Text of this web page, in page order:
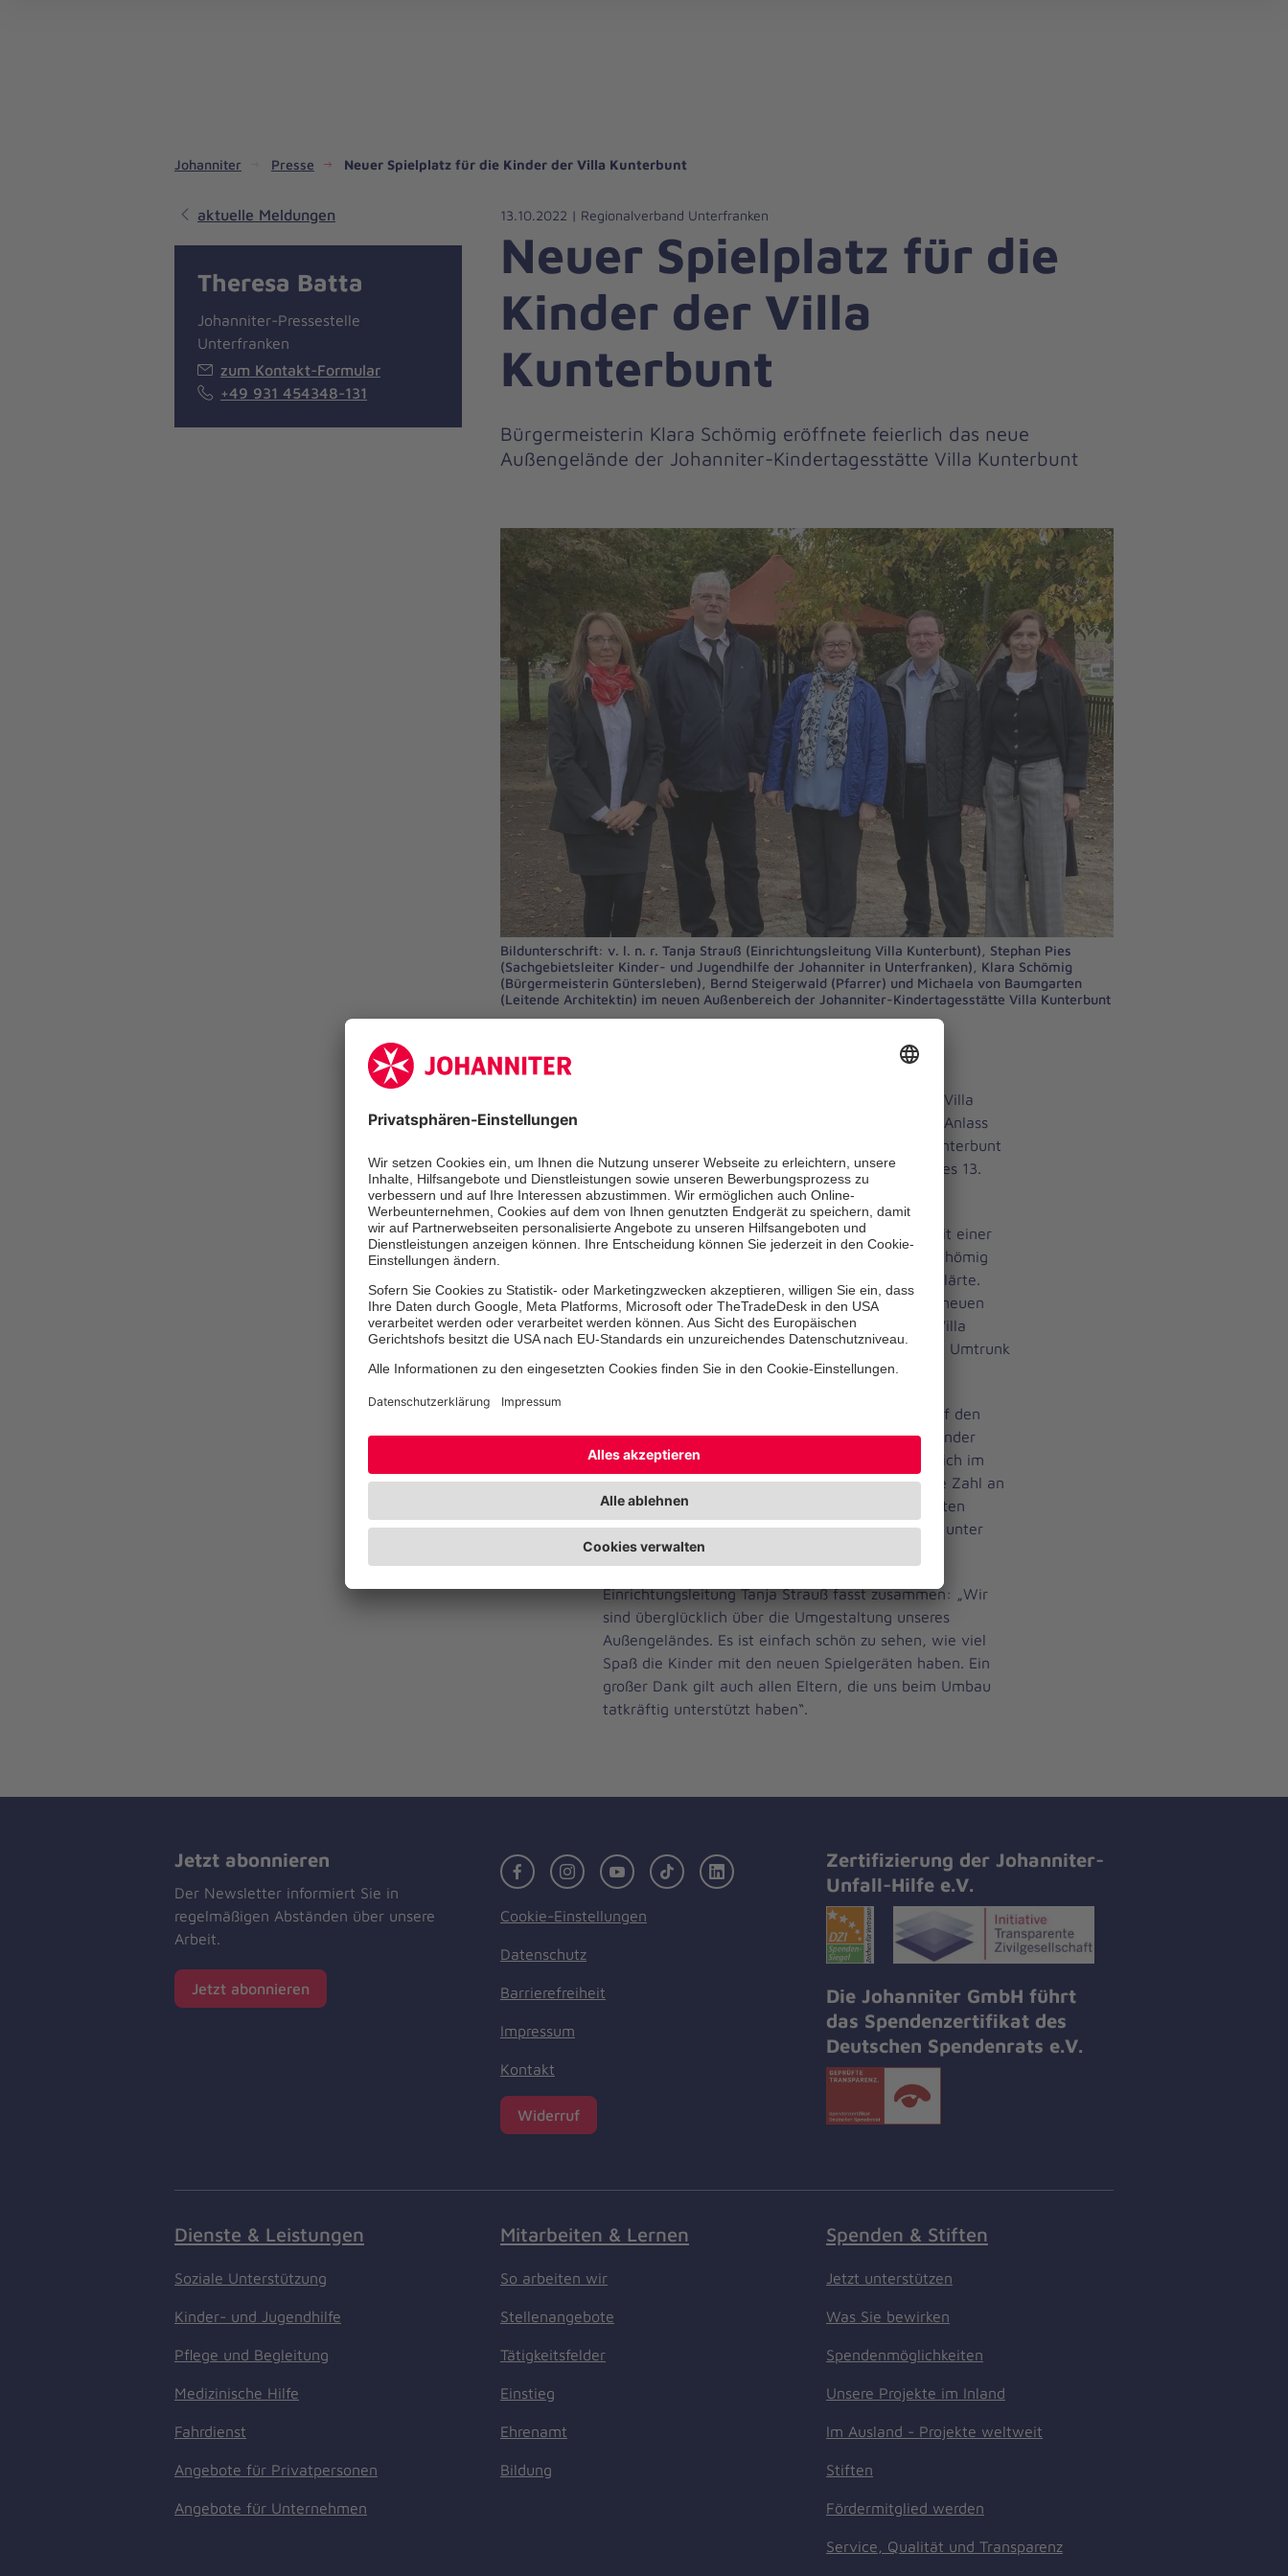
Johanniter Presse Neuer Spielplatz für die Kinder der Villa Kunterbunt
13.10.2022 | Regionalverband Unterfranken
Neuer Spielplatz für die
Kinder der Villa
Kunterbunt
Bürgermeisterin Klara Schömig eröffnete feierlich das neue
Außengelände der Johanniter-Kindertagesstätte Villa Kunterbunt
Bildunterschrift: v. l. n. r. Tanja Strauß (Einrichtungsleitung Villa Kunterbunt), Stephan Pies
(Sachgebietsleiter Kinder- und Jugendhilfe der Johanniter in Unterfranken), Klara Schömig
(Bürgermeisterin Güntersleben), Bernd Steigerwald (Pfarrer) und Michaela von Baumgarten
(Leitende Architektin) im neuen Außenbereich der Johanniter-Kindertagesstätte Villa Kunterbunt
Spielgeräten in der Johanniter-Kindertagestätte Villa
Kunterbunt ist nun fertig umgebaut. Aus diesem Anlass
entschieden sich die Mitarbeitenden der Villa Kunterbunt
dazu, eine kleine Einweihungsfeier am Morgen des 13.
Oktober zu veranstalten.
Pfarrer Bernd Steigerwald leitete den Morgen mit einer
Kinderandacht ein, ehe Bürgermeisterin Klara Schömig
feierlich das neue Außengelände für eröffnet erklärte.
Während die Kinder sich Stück für Stück an ihre neuen
Spielgeräte herantasteten, hatte das Team der Villa
Kunterbunt für die knapp 20 Gäste einen kleinen Umtrunk
samt belegter Brötchen vorbereitet.
Bei bester Stimmung konnte man gemeinsam auf den
Umbau anstoßen, bei dem auch die Eltern der Kinder
einen großen Beitrag geleistet haben. So hatte sich im
vergangenen September eine kleine, zweistellige Zahl an
Eltern zusammengetan und bei der selbsternannten
„Sandkastenaktion“ ihr handwerkliches Geschick unter
Beweis gestellt.
Einrichtungsleitung Tanja Strauß fasst zusammen: „Wir
sind überglücklich über die Umgestaltung unseres
Außengeländes. Es ist einfach schön zu sehen, wie viel
Spaß die Kinder mit den neuen Spielgeräten haben. Ein
großer Dank gilt auch allen Eltern, die uns beim Umbau
tatkräftig unterstützt haben“.
aktuelle Meldungen
Theresa Batta
Johanniter-Pressestelle
Unterfranken
zum Kontakt-Formular
+49 931 454348-131
Jetzt abonnieren
Der Newsletter informiert Sie in
regelmäßigen Abständen über unsere
Arbeit.
Jetzt abonnieren
FacebookInstagramYoutubeTikTok LinkedIn
Cookie-Einstellungen
Datenschutz
Barrierefreiheit
Impressum
Kontakt
Widerruf
Zertifizierung der Johanniter-
Unfall-Hilfe e.V.
Die Johanniter GmbH führt
das Spendenzertifikat des
Deutschen Spendenrats e.V.
Dienste & Leistungen
Soziale Unterstützung
Kinder- und Jugendhilfe
Pflege und Begleitung
Medizinische Hilfe
Fahrdienst
Angebote für Privatpersonen
Angebote für Unternehmen
Mitarbeiten & Lernen
So arbeiten wir
Stellenangebote
Tätigkeitsfelder
Einstieg
Ehrenamt
Bildung
Spenden & Stiften
Jetzt unterstützen
Was Sie bewirken
Spendenmöglichkeiten
Unsere Projekte im Inland
Im Ausland - Projekte weltweit
Stiften
Fördermitglied werden
Service, Qualität und Transparenz